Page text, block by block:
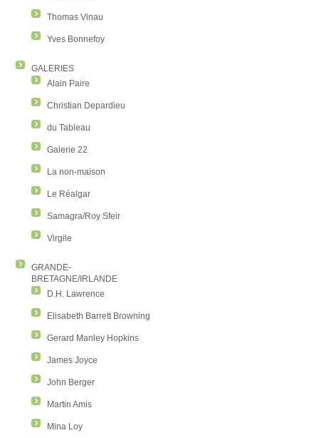
Thomas Vinau
Yves Bonnefoy
GALERIES
Alain Paire
Christian Depardieu
du Tableau
Galerie 22
La non-maison
Le Réalgar
Samagra/Roy Sfeir
Virgile
GRANDE-
BRETAGNE/IRLANDE
D.H. Lawrence
Elisabeth Barrett Browning
Gerard Manley Hopkins
James Joyce
John Berger
Martin Amis
Mina Loy